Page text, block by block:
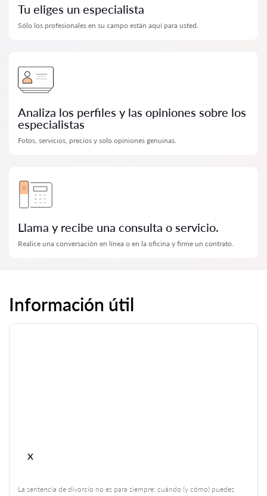
Tu eliges un especialista
Sólo los profesionales en su campo están aquí para usted.
Analiza los perfiles y las opiniones sobre los
especialistas
Fotos, servicios, precios y solo opiniones genuinas.
Llama y recibe una consulta o servicio.
Realice una conversación en línea o en la oficina y firme un contrato.
Información útil
x
La sentencia de divorcio no es para siempre: cuándo (y cómo) puedes